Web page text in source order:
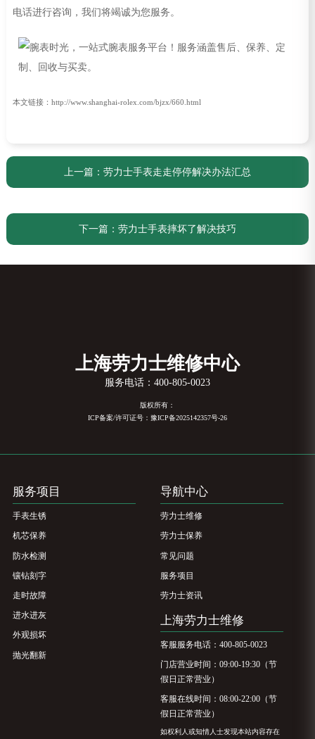
电话进行咨询，我们将竭诚为您服务。
本文链接：http://www.shanghai-rolex.com/bjzx/660.html
上一篇： 劳力士手表走走停停解决办法汇总
下一篇： 劳力士手表摔坏了解决技巧
上海劳力士维修中心
服务电话： 400-805-0023
版权所有：
ICP备案/许可证号：豫ICP备2025142357号-26
服务项目
手表生锈
机芯保养
防水检测
镶钻刻字
走时故障
进水进灰
外观损坏
抛光翻新
导航中心
劳力士维修
劳力士保养
常见问题
服务项目
劳力士资讯
上海劳力士维修
客服服务电话：400-805-0023
门店营业时间：09:00-19:30（节
假日正常营业）
客服在线时间：08:00-22:00（节
假日正常营业）
如权利人或知情人士发现本站内容存在